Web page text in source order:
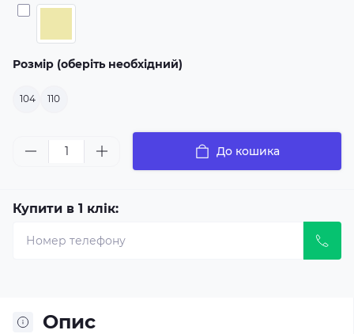
Розмір (оберіть необхідний)
104 110
До кошика
Купити в 1 клік:
Опис